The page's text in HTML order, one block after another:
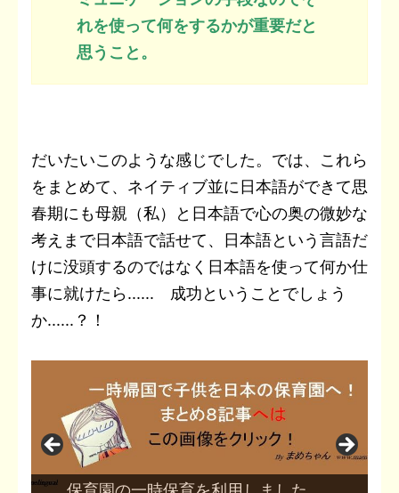
れを使って何をするかが重要だと
思うこと。
だいたいこのような感じでした。では、これら
をまとめて、ネイティブ並に日本語ができて思
春期にも母親（私）と日本語で心の奥の微妙な
考えまで日本語で話せて、日本語という言語だ
けに没頭するのではなく日本語を使って何か仕
事に就けたら...... 成功ということでしょう
か......？！